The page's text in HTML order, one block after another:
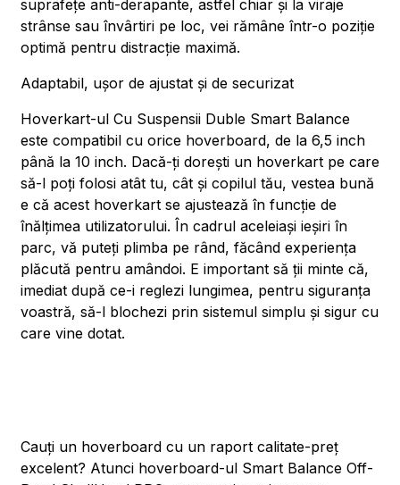
suprafețe anti-derapante, astfel chiar și la viraje
strânse sau învârtiri pe loc, vei rămâne într-o poziție
optimă pentru distracție maximă.
Adaptabil, ușor de ajustat și de securizat
Hoverkart-ul Cu Suspensii Duble Smart Balance
este compatibil cu orice hoverboard, de la 6,5 inch
până la 10 inch. Dacă-ți dorești un hoverkart pe care
să-l poți folosi atât tu, cât și copilul tău, vestea bună
e că acest hoverkart se ajustează în funcție de
înălțimea utilizatorului. În cadrul aceleiași ieșiri în
parc, vă puteți plimba pe rând, făcând experiența
plăcută pentru amândoi. E important să ții minte că,
imediat după ce-i reglezi lungimea, pentru siguranța
voastră, să-l blochezi prin sistemul simplu și sigur cu
care vine dotat.
Cauți un hoverboard cu un raport calitate-preț
excelent? Atunci hoverboard-ul Smart Balance Off-